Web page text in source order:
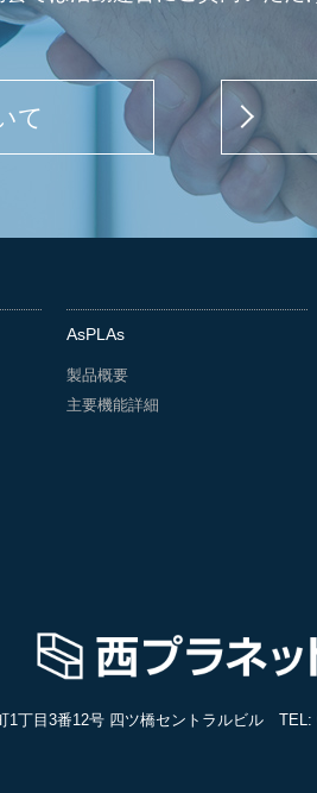
て
AsPLAs
製品概要
主要機能詳細
1丁目3番12号 四ツ橋セントラルビル TEL: